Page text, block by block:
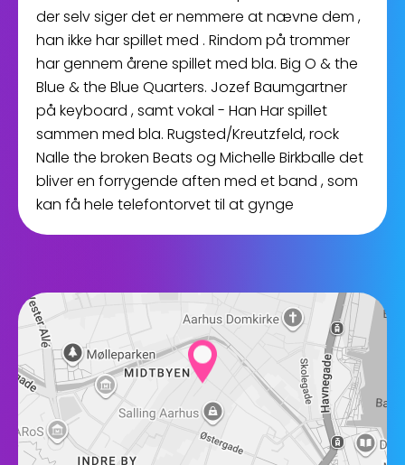
der selv siger det er nemmere at nævne dem ,
han ikke har spillet med . Rindom på trommer
har gennem årene spillet med bla. Big O & the
Blue & the Blue Quarters. Jozef Baumgartner
på keyboard , samt vokal - Han Har spillet
sammen med bla. Rugsted/Kreutzfeld, rock
Nalle the broken Beats og Michelle Birkballe det
bliver en forrygende aften med et band , som
kan få hele telefontorvet til at gynge